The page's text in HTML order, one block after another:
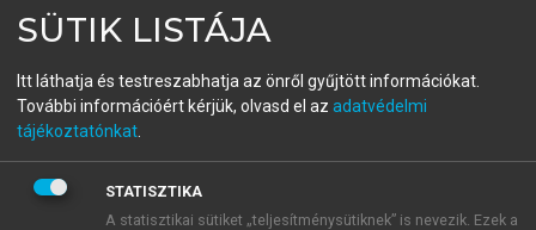
fiókoddal,vagy hozz létre új fiókot.
A regisztráció után apróbaidőszakautomatikusan
BELÉPÉS SAJÁT FIÓKKAL
SÜTIK LISTÁJA
Itt láthatja és testreszabhatja az önről gyűjtött információkat.
További információért kérjük, olvasd el az adatvédelmi
tájékoztatónkat
STATISZTIKA
A statisztikai sütiket „teljesítménysütiknek” is nevezik. Ezek a